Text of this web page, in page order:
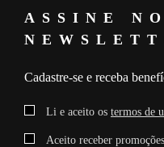
ASSINE
Cadastre-se e receba
Li e aceito os termos de
Aceito receber